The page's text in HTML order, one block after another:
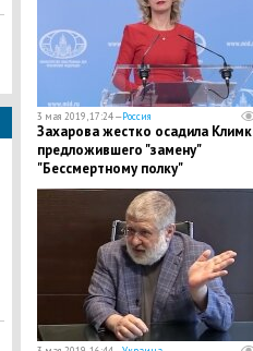
3 мая 2019, 17:24 —Россия
Захарова жестко осадила
предложившего "замену"
"Бессмертному полку"